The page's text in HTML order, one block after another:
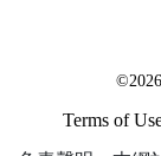
Terms of